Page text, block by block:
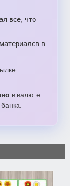
все, что
материалов в
в валюте